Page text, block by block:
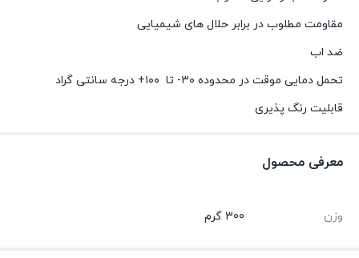
مقاومت مطلوب در برابر حلال های شیمیایی
ضد اب
تحمل دمایی موقت در محدوده ۳۰- تا ۱۰۰+ درجه سانتی گراد
قابلیت رنگ پذیری
معرفی محصول
وزن 300 گرم